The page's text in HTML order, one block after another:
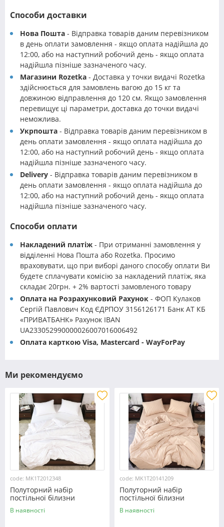
Способи доставки
Нова Пошта - Відправка товарів даним перевізником
в день оплати замовлення - якщо оплата надійшла до
12:00, або на наступний робочий день - якщо оплата
надійшла пізніше зазначеного часу.
Магазини Rozetka - Доставка у точки видачі Rozetka
здійснюється для замовлень вагою до 15 кг та
довжиною відправлення до 120 см. Якщо замовлення
перевищує ці параметри, доставка до точки видачі
неможлива.
Укрпошта - Відправка товарів даним перевізником в
день оплати замовлення - якщо оплата надійшла до
12:00, або на наступний робочий день - якщо оплата
надійшла пізніше зазначеного часу.
Delivery - Відправка товарів даним перевізником в
день оплати замовлення - якщо оплата надійшла до
12:00, або на наступний робочий день - якщо оплата
надійшла пізніше зазначеного часу.
Способи оплати
Накладений платіж - При отриманні замовлення у
відділенні Нова Пошта або Rozetka. Просимо
враховувати, що при виборі даного способу оплати Ви
будете сплачувати комісію за накладений платіж, яка
складає 20грн. + 2% вартості замовленого товару
Оплата на Розрахунковий Рахунок - ФОП Кулаков
Сергій Павлович Код ЄДРПОУ 3156126171 Банк АТ КБ
«ПРИВАТБАНК» Рахунок IBAN
UA233052990000026007016006492
Оплата карткою Visa, Mastercard - WayForPay
Ми рекомендуємо
code: MK1T2012348
Полуторний набір
постільної білизни
150*220 із мікрофібри
№2012348 Черешенка™
В наявності
code: MK1T20141209
Полуторний набір
постільної білизни
150*220 із мікрофібри
№20141209 Черешенка™
В наявності